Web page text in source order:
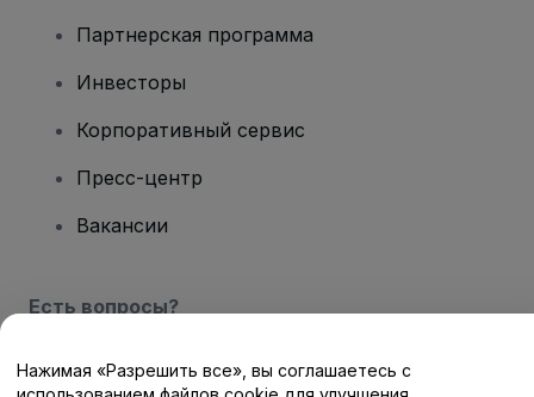
Партнерская программа
Инвесторы
Корпоративный сервис
Пресс-центр
Вакансии
Есть вопросы?
Центр помощи / Свяжитесь с нами
Нажимая «Разрешить все», вы соглашаетесь с